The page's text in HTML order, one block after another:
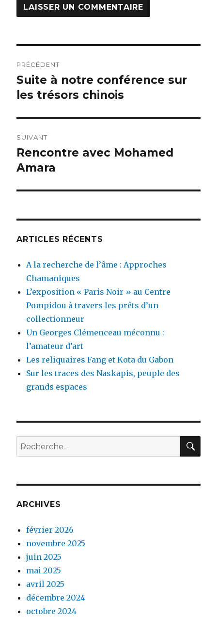
de
l’article
PRÉCÉDENT
Publication
précédente :
Suite à notre conférence sur
les trésors chinois
SUIVANT
Publication
suivante :
Rencontre avec Mohamed
Amara
ARTICLES RÉCENTS
A la recherche de l’âme : Approches
Chamaniques
L’exposition « Paris Noir » au Centre
Pompidou à travers les prêts d’un
collectionneur
Un Georges Clémenceau méconnu :
l’amateur d’art
Les reliquaires Fang et Kota du Gabon
Sur les traces des Naskapis, peuple des
grands espaces
Recherche
pour :
ARCHIVES
février 2026
novembre 2025
juin 2025
mai 2025
avril 2025
décembre 2024
octobre 2024